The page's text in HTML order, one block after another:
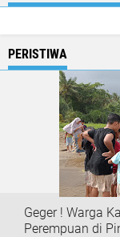
PERISTIWA
Geger ! Warga
Perempuan di